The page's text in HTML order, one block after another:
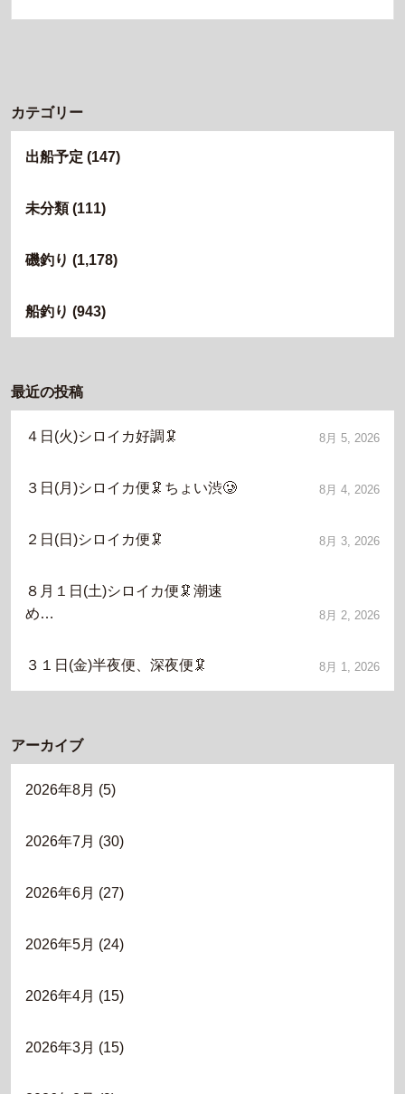
カテゴリー
出船予定 (147)
未分類(111)
磯釣り (1,178)
船釣り (943)
最近の投稿
４日(火)シロイカ好調🦑 8月 5, 2026
３日(月)シロイカ便🦑ちょい渋🥲 8月 4, 2026
２日(日)シロイカ便🦑 8月 3, 2026
８月１日(土)シロイカ便🦑潮速
め…
8月 2, 2026
３１日(金)半夜便、深夜便🦑 8月 1, 2026
アーカイブ
2026年8月 (5)
2026年7月 (30)
2026年6月 (27)
2026年5月 (24)
2026年4月 (15)
2026年3月 (15)